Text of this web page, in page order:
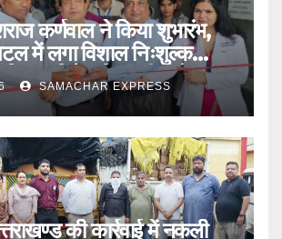
कर्णवाल ने किया शुभारंभ,
में लगा विशाल निःशुल्क
डॉ दिनेश त्रिपाठी बोले मानव
की सेवाSAMACHAR EXPRESS
कार्रवाई में नकली